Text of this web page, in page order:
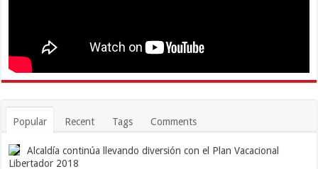
Popular Recent Tags Comments
Alcaldía continúa llevando diversión con el Plan Vacacional
Libertador 2018